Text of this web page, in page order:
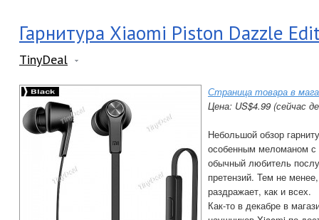
Гарнитура Xiaomi Piston Dazzle
TinyDeal
Страница товара в
Цена: US$4.99 (сейчас
Небольшой обзор
особенным меломаном
обычный любитель
претензий. Тем не
раздражает, как и всех.
Как-то в декабре в